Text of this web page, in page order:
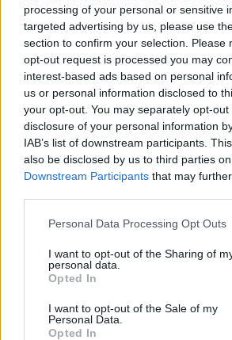
processing of your personal or sensitive
targeted advertising by us, please use
section to confirm your selection. Please
opt-out request is processed you may
interest-based ads based on personal
us or personal information disclosed to
your opt-out. You may separately opt-
disclosure of your personal information
IAB’s list of downstream participants.
also be disclosed by us to third parties
Downstream Participants that may
Personal Data Processing Opt Outs
I want to opt-out of the Sharing of
personal data.
Opted In
I want to opt-out of the Sale of my
Personal Data.
Opted In
ΥΓΕΊΑ 30/08/2021 - 19:03
Τα ποσοστά εμβολιασμού ανά
Οι πρωτοπόροι και οι